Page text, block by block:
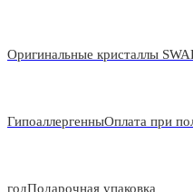
Оригинальные кристаллы
ГипоаллергенныОплата при
годПодарочная упаковка